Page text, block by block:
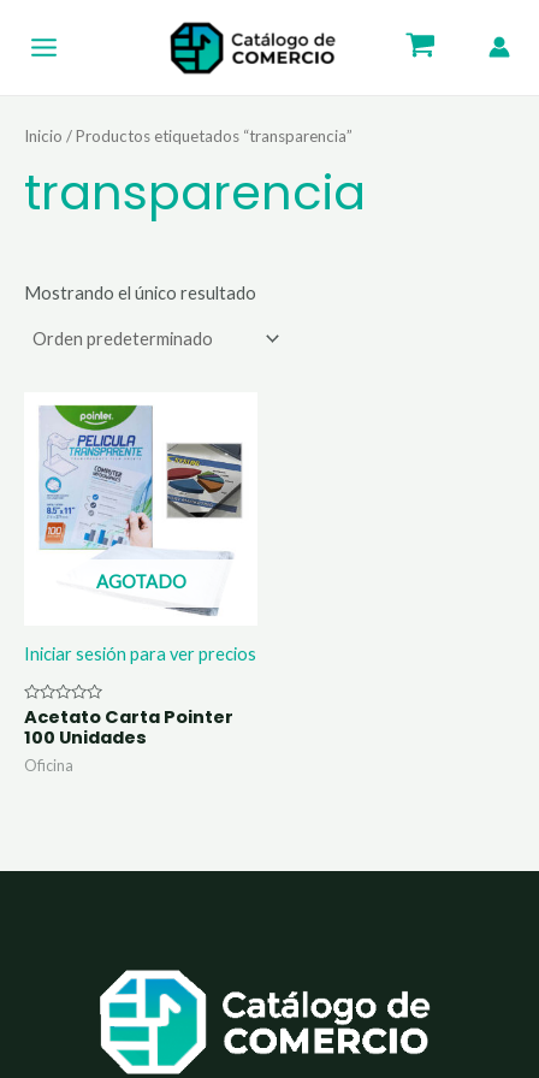
Menu
Inicio / Productos etiquetados “transparencia”
transparencia
Mostrando el único resultado
AGOTADO
Iniciar sesión para ver precios
Valorado
con
0
de
5
Acetato Carta Pointer
100 Unidades
Oficina